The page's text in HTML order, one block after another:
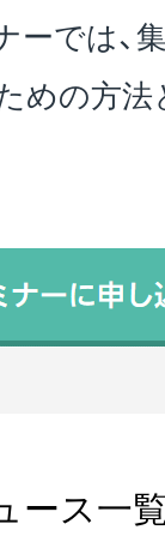
ーでは、
めの方法
ース一